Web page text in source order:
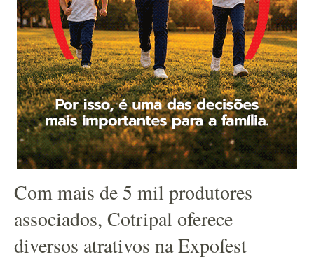
Com mais de 5 mil produtores
associados, Cotripal oferece
diversos atrativos na Expofest